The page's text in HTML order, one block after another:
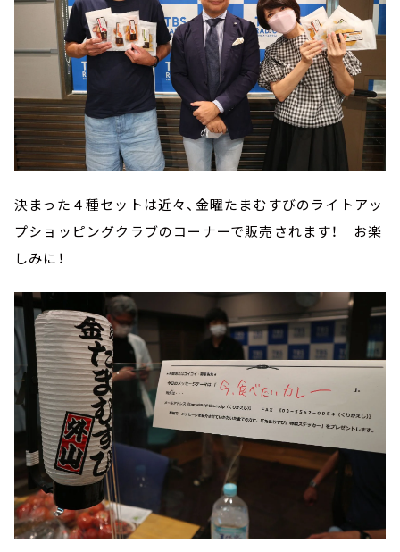
決まった４種セットは近々、金曜たまむすびのライトアッ
プショッピングクラブのコーナーで販売されます！ お楽
しみに！